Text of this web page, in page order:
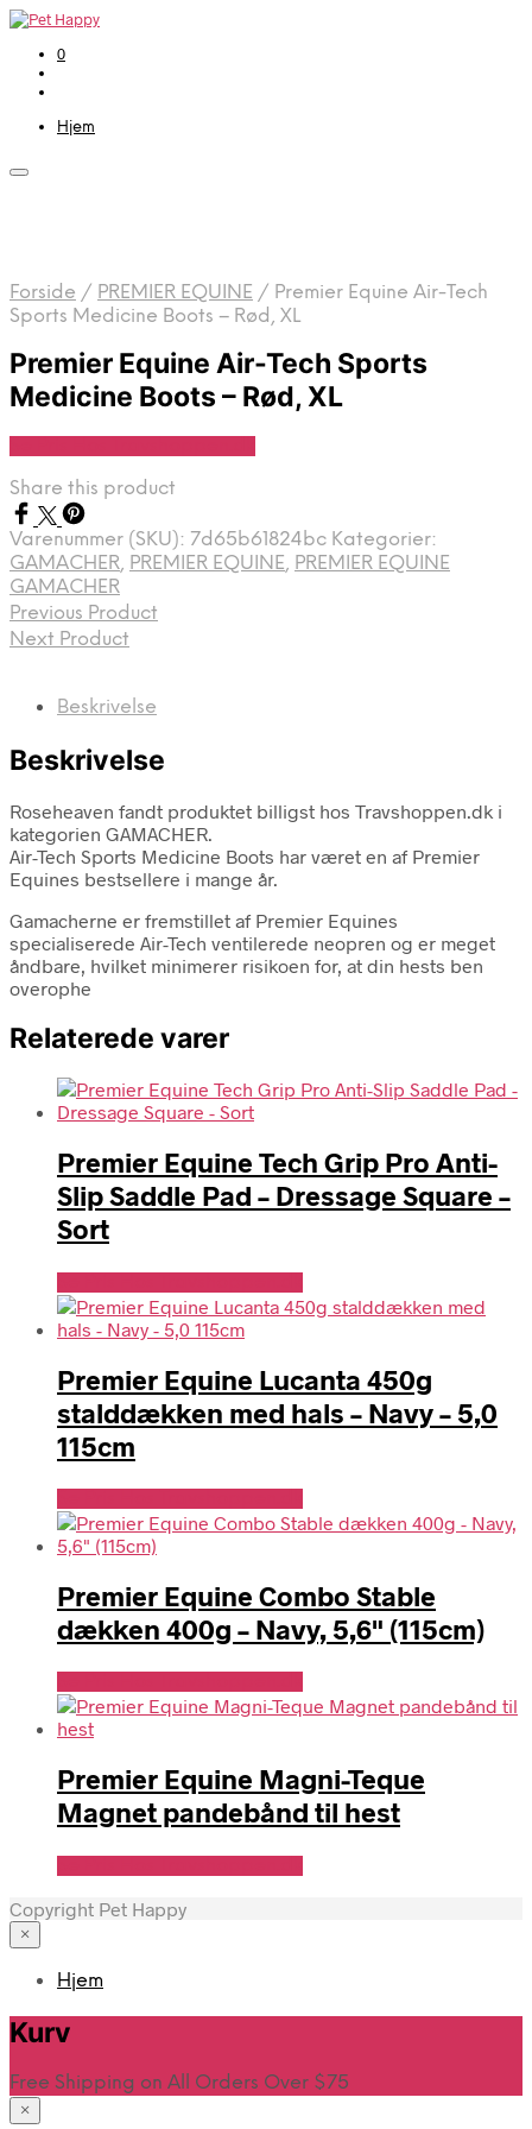
0
Hjem
Forside / PREMIER EQUINE / Premier Equine Air-Tech
Sports Medicine Boots – Rød, XL
Premier Equine Air-Tech Sports
Medicine Boots – Rød, XL
Share this product
Varenummer (SKU): 7d65b61824bc Kategorier:
GAMACHER, PREMIER EQUINE, PREMIER EQUINE
GAMACHER
Previous Product
Next Product
Beskrivelse
Beskrivelse
Roseheaven fandt produktet billigst hos Travshoppen.dk i
kategorien GAMACHER.
Air-Tech Sports Medicine Boots har været en af Premier
Equines bestsellere i mange år.
Gamacherne er fremstillet af Premier Equines
specialiserede Air-Tech ventilerede neopren og er meget
åndbare, hvilket minimerer risikoen for, at din hests ben
overophe
Relaterede varer
Premier Equine Tech Grip Pro Anti-
Slip Saddle Pad – Dressage Square –
Sort
Premier Equine Lucanta 450g
stalddækken med hals – Navy – 5,0
115cm
Premier Equine Combo Stable
dækken 400g – Navy, 5,6" (115cm)
Premier Equine Magni-Teque
Magnet pandebånd til hest
Copyright Pet Happy
×
Hjem
Kurv
Free Shipping on All Orders Over $75
×